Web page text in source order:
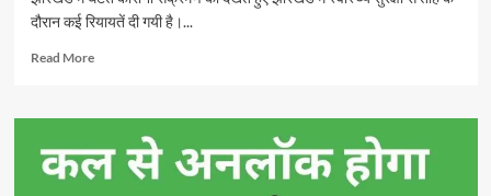
उठाई
आवाज,
महत्वपूर्ण
सड़क
दौरान कई रियायतें दी गयी है।...
Read MoreRead
डॉ
कुमार
का